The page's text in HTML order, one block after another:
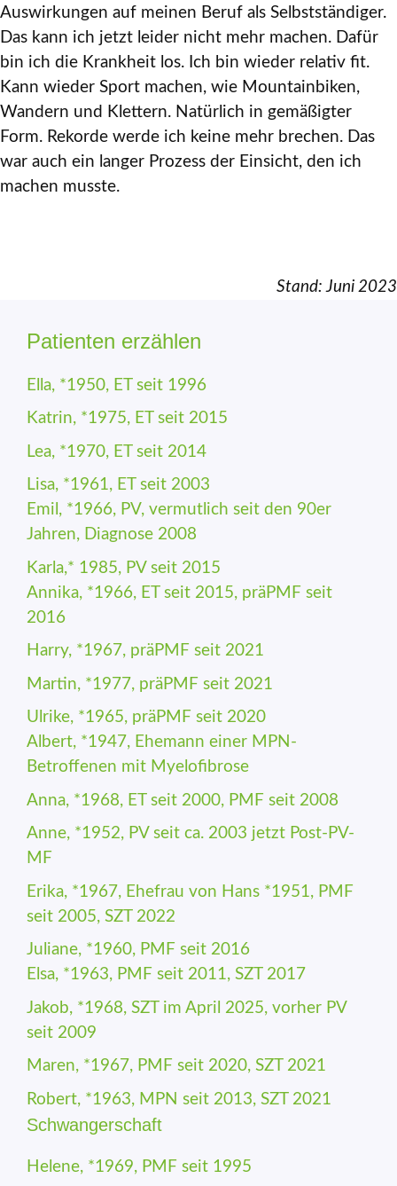
Auswirkungen auf meinen Beruf als Selbstständiger.
Das kann ich jetzt leider nicht mehr machen. Dafür
bin ich die Krankheit los. Ich bin wieder relativ fit.
Kann wieder Sport machen, wie Mountainbiken,
Wandern und Klettern. Natürlich in gemäßigter
Form. Rekorde werde ich keine mehr brechen. Das
war auch ein langer Prozess der Einsicht, den ich
machen musste.
Stand: Juni 2023
Patienten erzählen
Ella, *1950, ET seit 1996
Katrin, *1975, ET seit 2015
Lea, *1970, ET seit 2014
Lisa, *1961, ET seit 2003
Emil, *1966, PV, vermutlich seit den 90er
Jahren, Diagnose 2008
Karla,* 1985, PV seit 2015
Annika, *1966, ET seit 2015, präPMF seit
2016
Harry, *1967, präPMF seit 2021
Martin, *1977, präPMF seit 2021
Ulrike, *1965, präPMF seit 2020
Albert, *1947, Ehemann einer MPN-
Betroffenen mit Myelofibrose
Anna, *1968, ET seit 2000, PMF seit 2008
Anne, *1952, PV seit ca. 2003 jetzt Post-PV-
MF
Erika, *1967, Ehefrau von Hans *1951, PMF
seit 2005, SZT 2022
Juliane, *1960, PMF seit 2016
Elsa, *1963, PMF seit 2011, SZT 2017
Jakob, *1968, SZT im April 2025, vorher PV
seit 2009
Maren, *1967, PMF seit 2020, SZT 2021
Robert, *1963, MPN seit 2013, SZT 2021
Schwangerschaft
Helene, *1969, PMF seit 1995